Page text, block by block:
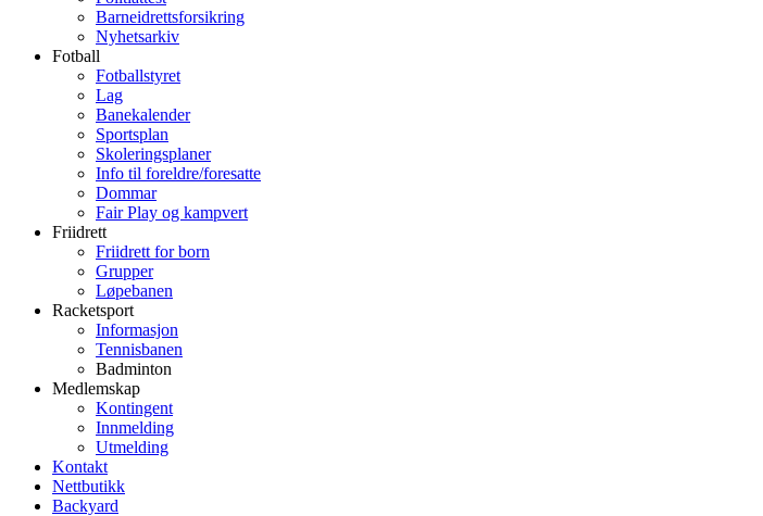
Barneidrettsforsikring
Nyhetsarkiv
Fotball
Fotballstyret
Lag
Banekalender
Sportsplan
Skoleringsplaner
Info til foreldre/foresatte
Dommar
Fair Play og kampvert
Friidrett
Friidrett for born
Grupper
Løpebanen
Racketsport
Informasjon
Tennisbanen
Badminton
Medlemskap
Kontingent
Innmelding
Utmelding
Kontakt
Nettbutikk
Backyard